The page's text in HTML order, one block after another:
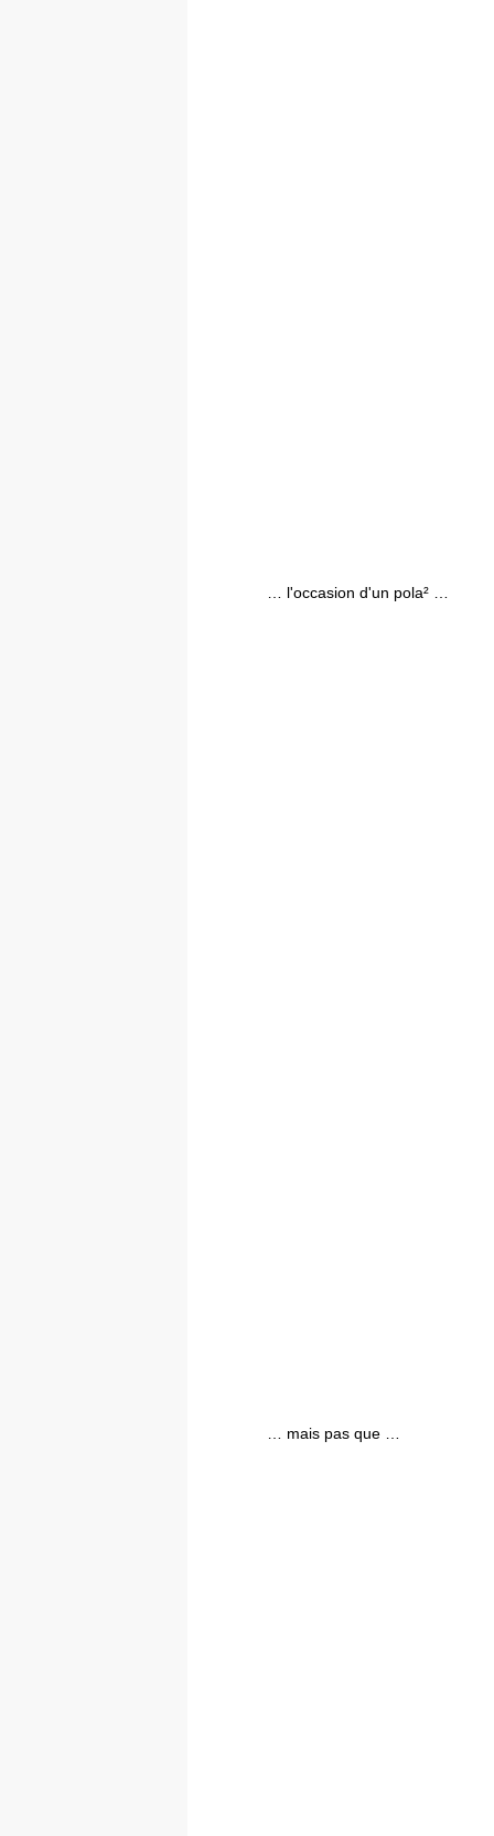
… l'occasion d'un pola² …
… mais pas que …